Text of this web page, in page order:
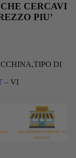
CERCAVI
PIU’
DI
– VI